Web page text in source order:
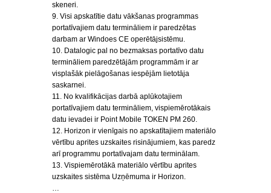
skeneri.
9. Visi apskatītie datu vākšanas programmas
portatīvajiem datu termināliem ir paredzētas
darbam ar Windoes CE operētājsistēmu.
10. Datalogic pal no bezmaksas portatīvo datu
termināliem paredzētājām programmām ir ar
visplašāk pielāgošanas iespējām lietotāja
saskarnei.
11. No kvalifikācijas darbā aplūkotajiem
portatīvajiem datu termināliem, vispiemērotākais
datu ievadei ir Point Mobile TOKEN PM 260.
12. Horizon ir vienīgais no apskatītajiem materiālo
vērtību aprites uzskaites risinājumiem, kas paredz
arī programmu portatīvajam datu terminālam.
13. Vispiemērotākā materiālo vērtību aprites
uzskaites sistēma Uzņēmuma ir Horizon.
…